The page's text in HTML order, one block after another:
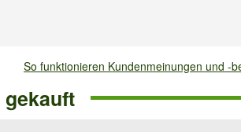
und haben wenig essbares Fleisch
So funktionieren Kundenmeinungen und -